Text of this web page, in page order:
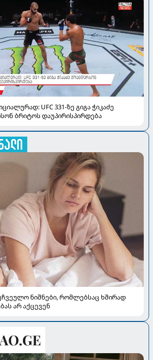
UFC 331-ზე გიგა ჭიკაძე
ბრიტოს დაუპირისპირდება
ნიშნები, რომლებსაც ხშირად
არ აქცევენ